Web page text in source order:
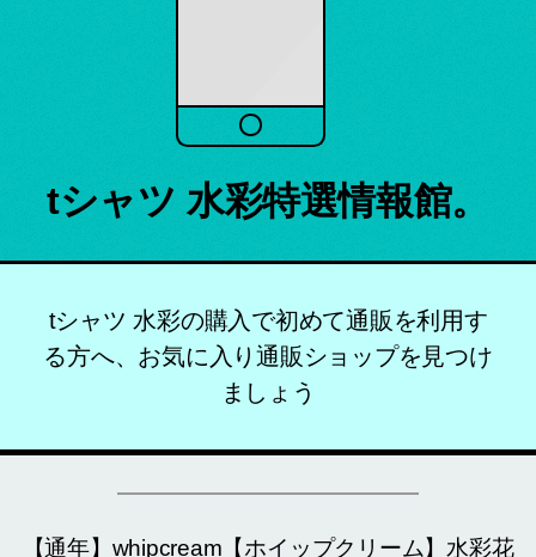
tシャツ 水彩特選情報館。
tシャツ 水彩の購入で初めて通販を利用す
る方へ、お気に入り通販ショップを見つけ
ましょう
【通年】whipcream【ホイップクリーム】水彩花